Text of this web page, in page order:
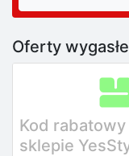
Oferty
Kod rabatowy
sklepie